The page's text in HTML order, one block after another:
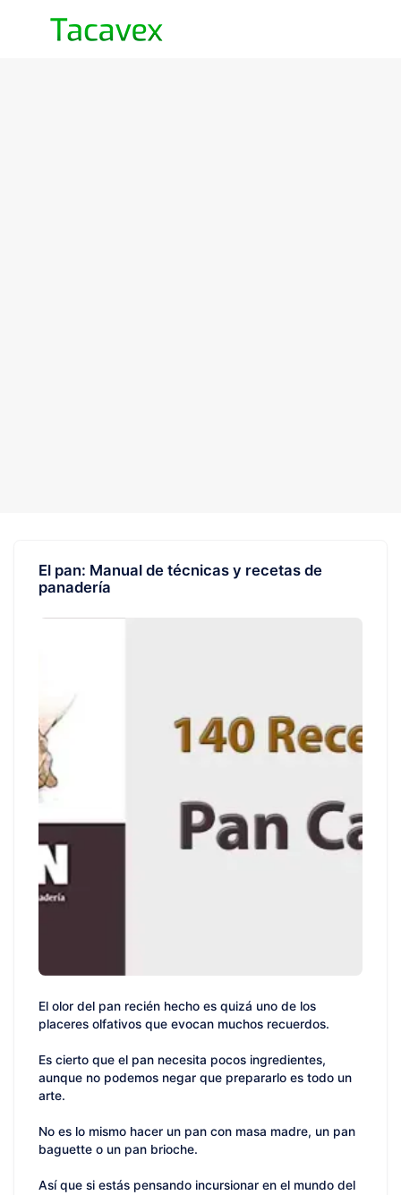
El pan: Manual de técnicas y recetas de
panadería
El olor del pan recién hecho es quizá uno de los
placeres olfativos que evocan muchos recuerdos.
Es cierto que el pan necesita pocos ingredientes,
aunque no podemos negar que prepararlo es todo un
arte.
No es lo mismo hacer un pan con masa madre, un pan
baguette o un pan brioche.
Así que si estás pensando incursionar en el mundo del